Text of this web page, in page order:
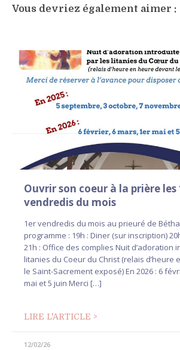
Vous devriez également aimer :
Ouvrir son coeur à la prière les
vendredis du mois
1er vendredis du mois au prieuré de
programme : 19h : Diner (sur inscription)
21h : Office des complies Nuit d’adoration
litanies du Coeur du Christ (relais d’heure
le Saint-Sacrement exposé) En 2026 : 6
mai et 5 juin Merci […]
LIRE L'ARTICLE >
12/02/26